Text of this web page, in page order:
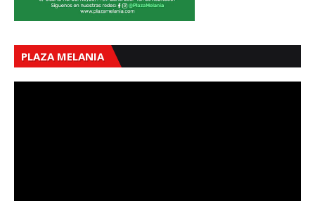
PLAZA MELANIA